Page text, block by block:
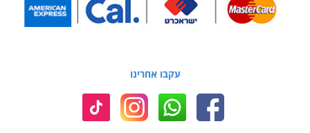
עקבו אחרינו